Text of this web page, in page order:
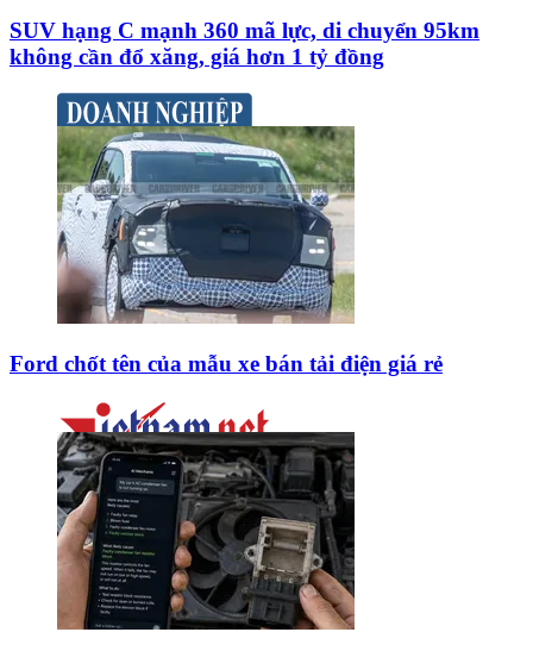
SUV hạng C mạnh 360 mã lực, di chuyển 95km
không cần đổ xăng, giá hơn 1 tỷ đồng
Ford chốt tên của mẫu xe bán tải điện giá rẻ